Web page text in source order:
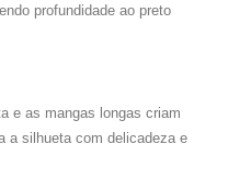
profundidade ao preto
e as mangas longas criam
a silhueta com delicadeza e